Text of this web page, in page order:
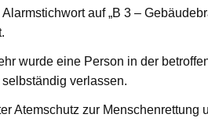
auf „B 3 –
wurde eine Person in der
verlassen.
Atemschutz zur Menschenrettung